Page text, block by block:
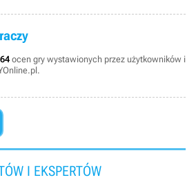
ocen gry wystawionych przez użytkowników i
I EKSPERTÓW